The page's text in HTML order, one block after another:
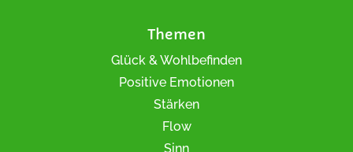
Themen
Glück & Wohlbefinden
Positive Emotionen
Stärken
Flow
Sinn